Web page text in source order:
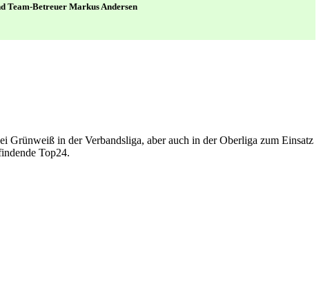
Team-Betreuer Markus Andersen
Grünweiß in der Verbandsliga, aber auch in der Oberliga zum Einsatz
Top24.